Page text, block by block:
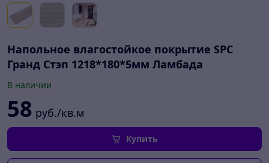
Напольное влагостойкое покрытие SPC
Гранд Стэп 1218*180*5мм Ламбада
В наличии
58 руб./кв.м
Купить